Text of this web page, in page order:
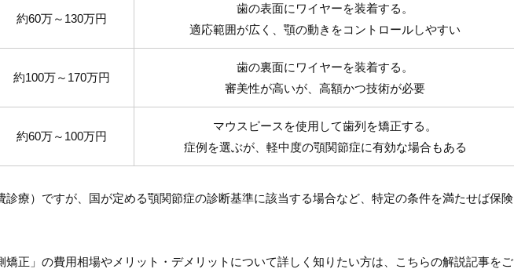
約60万～130万円
歯の表面にワイヤーを装着する。
適応範囲が広く、顎の動きをコントロールしやすい
約100万～170万円
歯の裏面にワイヤーを装着する。
審美性が高いが、高額かつ技術が必要
約60万～100万円
マウスピースを使用して歯列を矯正する。
症例を選ぶが、軽中度の顎関節症に有効な場合もある
診療）ですが、国が定める顎関節症の診断基準に該当する場合など、特定の条件を満たせば保険
矯正」の費用相場やメリット・デメリットについて詳しく知りたい方は、こちらの解説記事をご